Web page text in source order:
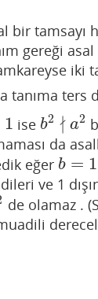
bir tamsayı
gereği
iki
tanıma ters
1 ise b2 ∤ a2
b2 ∤a2
da
eğer b = 1
b =1
ve 1
de olamaz .